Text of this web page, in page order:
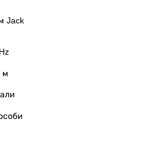
Jack
м